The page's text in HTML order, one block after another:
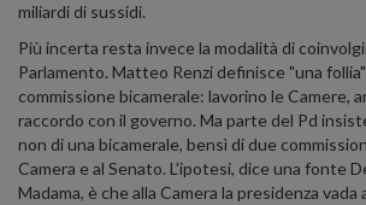
miliardi di sussidi.
Più incerta resta invece la modalità di
Parlamento. Matteo Renzi definisce "una
commissione bicamerale: lavorino le Camere,
raccordo con il governo. Ma parte del Pd
non di una bicamerale, bensì di due
Camera e al Senato. L'ipotesi, dice una fonte
Madama, è che alla Camera la presidenza vada